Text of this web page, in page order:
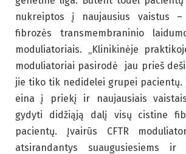
nukreiptos į naujausius vaistus –
fibrozės transmembraninio
moduliatoriais. „Klinikinėje
moduliatoriai pasirodė jau prieš
jie tiko tik nedidelei grupei pacientų.
eina į priekį ir naujausiais
gydyti didžiąją dalį visų cistine
pacientų. Įvairūs CFTR
atsirandantys suaugusiesiems